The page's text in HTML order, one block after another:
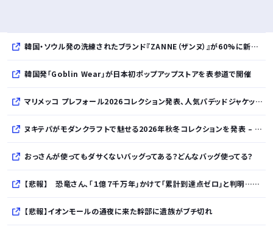
韓国・ソウル発の洗練されたブランド『ZANNE（ザンヌ）』が60%に新規入店、モダン×エフォートレスなコレクションを展開
韓国発「Goblin Wear」が日本初ポップアップストアを表参道で開催
マリメッコ プレフォール2026コレクション発表、人気パデッドジャケットの日本限定カラーも登場
ヌキテパがモダンクラフトで魅せる2026年秋冬コレクションを発表 – インド・アムリトサルで織り上げたウールなど手仕事の美しさを現代的に昇華
おっさんが使ってもダサくないバッグってある？どんなバッグ使ってる？
【悲報】 恐竜さん、「１億７千万年」かけて「累計到達点ゼロ」と判明………
【悲報】イオンモールの通夜に来た幹部に遺族がブチ切れ